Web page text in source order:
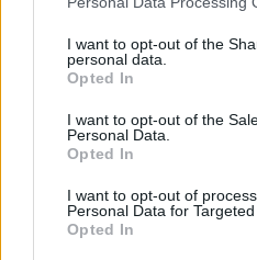
I want to opt-out of the
personal data.
Opted In
I want to opt-out of the
Personal Data.
Opted In
I want to opt-out of
Personal Data for Targeted
Opted In